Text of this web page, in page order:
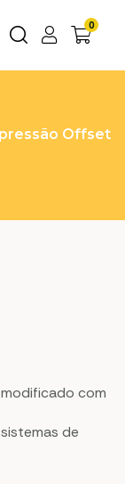
0
Offset
com
de